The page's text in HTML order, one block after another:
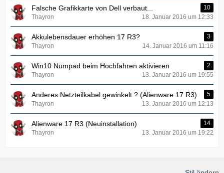
Falsche Grafikkarte von Dell verbaut...
10
Thayron
18. Januar 2016 um 12:33
Akkulebensdauer erhöhen 17 R3?
3
Thayron
14. Januar 2016 um 11:16
Win10 Numpad beim Hochfahren aktivieren
2
Thayron
13. Januar 2016 um 19:55
Anderes Netzteilkabel gewinkelt ? (Alienware 17 R3)
5
Thayron
13. Januar 2016 um 12:13
Alienware 17 R3 (Neuinstallation)
14
Thayron
13. Januar 2016 um 19:22